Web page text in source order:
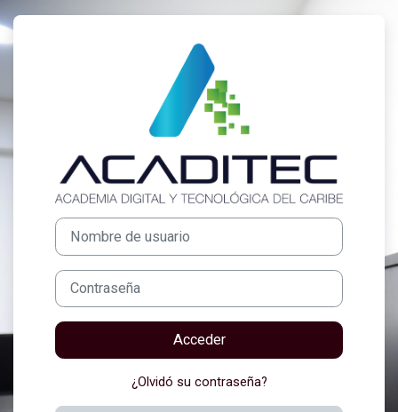
Entrar a
Nombre de usuario
Contraseña
Acceder
¿Olvidó su contraseña?